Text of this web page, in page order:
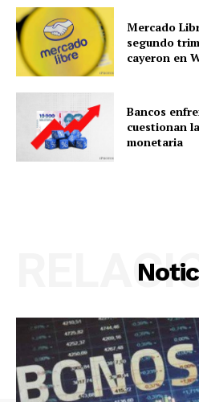
Mercado
segundo
cayeron en
Bancos
cuestionan
monetaria